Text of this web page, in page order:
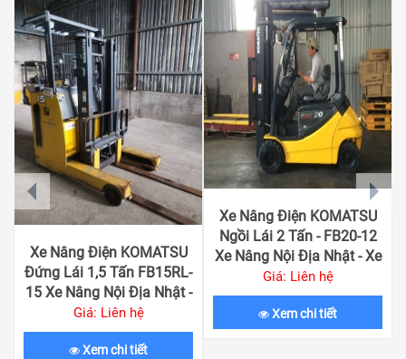
Xe Nâng Điện KOMATSU
Đứng Lái 1,5 Tấn FB15RL-
15 Xe Nâng Nội Địa Nhật -
Xe Nâng Qua Sử Dụng Giá
Rẻ
Giá: Liên hệ
Xem chi tiết
Xe Nâng Điện KOMATSU
Ngồi Lái 2 Tấn - FB20-12
Xe Nâng Nội Địa Nhật - Xe
Nâng Qua Sử Dụng Giá Rẻ
Giá: Liên hệ
Xem chi tiết
prev next